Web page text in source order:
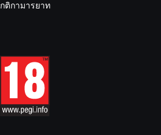
กติกามารยาท